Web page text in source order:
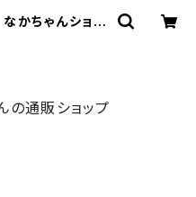
かちゃんショッ
の通販ショップ